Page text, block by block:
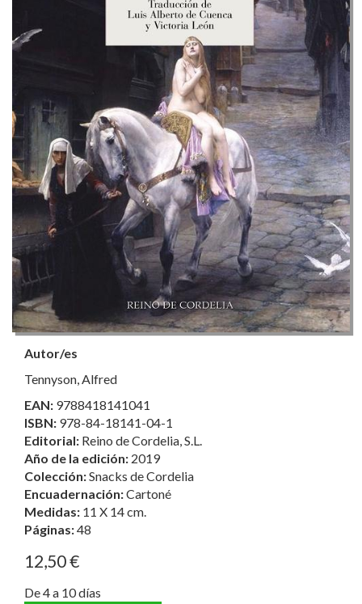
Autor/es
Tennyson, Alfred
EAN: 9788418141041
ISBN: 978-84-18141-04-1
Editorial: Reino de Cordelia, S.L.
Año de la edición: 2019
Colección:Snacks de Cordelia
Encuadernación:Cartoné
Medidas: 11 X 14 cm.
Páginas:48
12,50 €
De 4 a 10 días